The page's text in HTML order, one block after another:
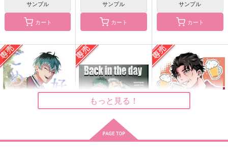
青春シミュレーション
O*2
1,100円（税込）
笑う極彩色の葉
やってられねえや！
627円（税込）
天谷奴零×白膠木簓
サンプル
作品詳細
吾輩は猫である
BUSUKOPAN
472円 （税込）
サンプル
カート
サンプル
カート
サンプル
カート
もっと見る！